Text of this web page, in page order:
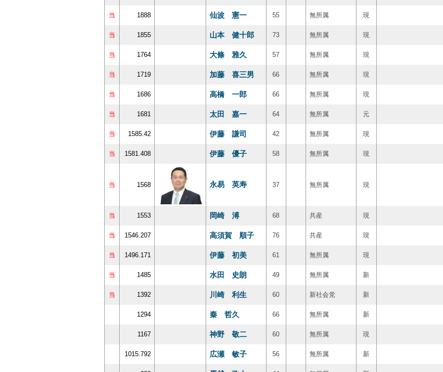
当 1888 仙波 憲一 55 無所属 現
当 1855 山本 健十郎 73 無所属 現
当 1764 大條 雅久 57 無所属 現
当 1719 加藤 喜三男 66 無所属 現
当 1686 高橋 一郎 66 無所属 現
当 1681 太田 嘉一 64 無所属 元
当 1585.42 伊藤 謙司 42 無所属 現
当 1581.408 伊藤 優子 58 無所属 現
当 1568 永易 英寿 37 無所属 現
当 1553 岡崎 溥 68 共産 現
当 1546.207 高須賀 順子 76 共産 現
当 1496.171 伊藤 初美 61 無所属 現
当 1485 水田 史朗 49 無所属 新
当 1392 川崎 利生 60 新社会党 新
1294 秦 哲久 66 無所属 新
1167 神野 敬二 60 無所属 現
1015.792 広瀬 敏子 56 無所属 新